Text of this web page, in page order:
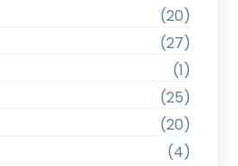
(20)
(27)
(1)
(25)
(20)
(4)